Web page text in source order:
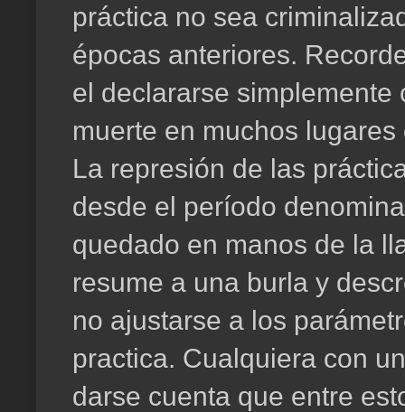
práctica no sea
épocas anteriores.
el declararse simplemente
muerte en muchos
La represión de las
desde el período
quedado en manos de la
resume a una burla y
no ajustarse a los
practica. Cualquiera con
darse cuenta que entre